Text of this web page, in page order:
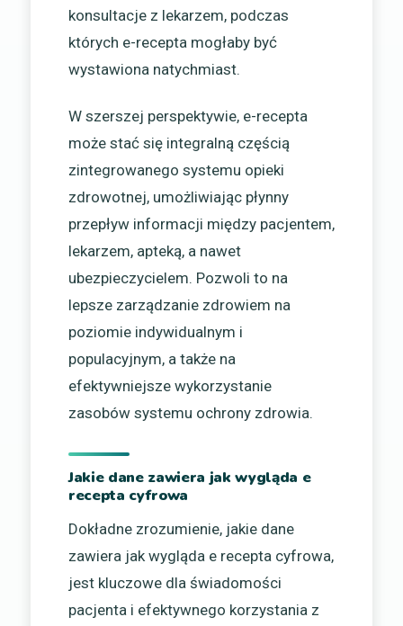
konsultacje z lekarzem, podczas
których e-recepta mogłaby być
wystawiona natychmiast.
W szerszej perspektywie, e-recepta
może stać się integralną częścią
zintegrowanego systemu opieki
zdrowotnej, umożliwiając płynny
przepływ informacji między pacjentem,
lekarzem, apteką, a nawet
ubezpieczycielem. Pozwoli to na
lepsze zarządzanie zdrowiem na
poziomie indywidualnym i
populacyjnym, a także na
efektywniejsze wykorzystanie
zasobów systemu ochrony zdrowia.
Jakie dane zawiera jak wygląda e
recepta cyfrowa
Dokładne zrozumienie, jakie dane
zawiera jak wygląda e recepta cyfrowa,
jest kluczowe dla świadomości
pacjenta i efektywnego korzystania z